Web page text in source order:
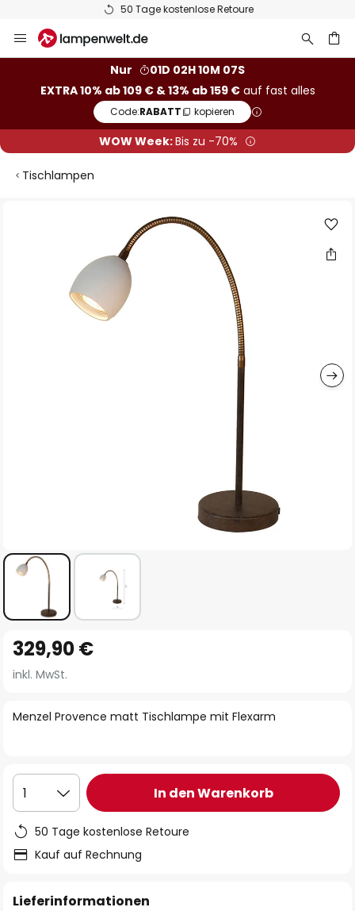
50 Tage kostenlose Retoure
Inhalt
Nur
01D 02H 10M 07S
EXTRA 10% ab 109 € & 13% ab 159 €auf fast alles
Code:RABATT kopieren
WOW Week:Bis zu -70%
Tischlampen
Anfang
der
springen
Menzel Provence matt Tischlampe mit Flexarm
329,90 €
inkl. MwSt.
1 In den Warenkorb
50 Tage kostenlose Retoure
Kauf auf Rechnung
Lieferinformationen